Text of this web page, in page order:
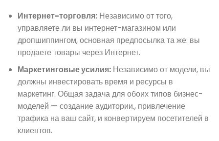
Интернет-торговля:Независимо от того,
управляете ли вы интернет-магазином или
дропшиппингом, основная предпосылка та же: вы
продаете товары через Интернет.
Маркетинговые усилия:Независимо от модели, вы
должны инвестировать время и ресурсы в
маркетинг. Общая задача для обоих типов бизнес-
моделей — создание аудитории., привлечение
трафика на ваш сайт, и конвертируем посетителей в
клиентов.